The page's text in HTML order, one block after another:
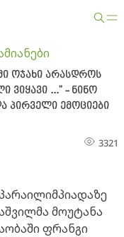
ოჯახი არასდროს
ვიყავი ..." - ნინო
პირველი ემოციები
3321
მოუტანა
ფრანგი